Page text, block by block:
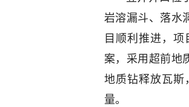
岩溶漏斗、落水
目顺利推进，
案，采用超前地
地质钻释放瓦斯
量。